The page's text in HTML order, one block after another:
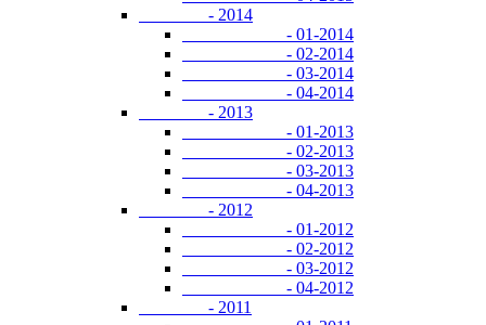
- 2014
- 01-2014
- 02-2014
- 03-2014
- 04-2014
- 2013
- 01-2013
- 02-2013
- 03-2013
- 04-2013
- 2012
- 01-2012
- 02-2012
- 03-2012
- 04-2012
- 2011